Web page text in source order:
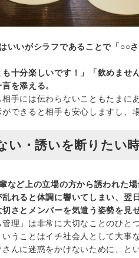
いいがシラフであることで「○○
十分楽しいです！」「飲めませ
を添える。
手には伝わらないこともたまに
できると相手も安心しますし、
い・誘いを断りたい
など上の立場の方から誘われた場
れると体調に響いてしまい、翌
さとメンバーを気遣う姿勢を見せ
理」は非常に大切なことのひと
うことはイチ社会人として大事
んに迷惑をかけないために、と